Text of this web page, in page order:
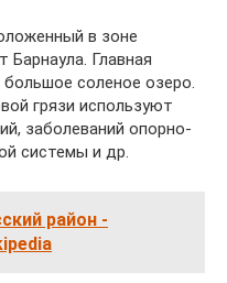
в зоне
Барнаула. Главная
соленое озеро.
грязи используют
заболеваний опорно-
системы и др.
район -